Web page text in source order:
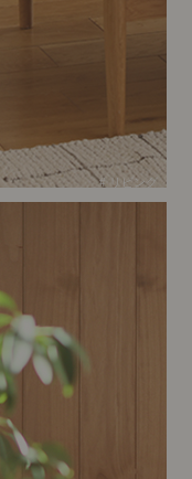
# リビング